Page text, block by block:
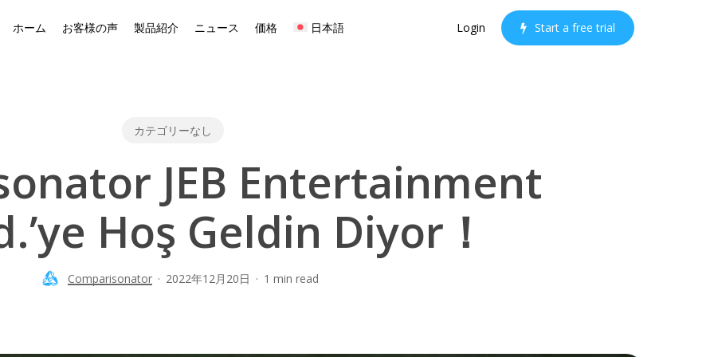
ホーム お客様の声 製品紹介 ニュース 価格 日本語 Login Start a free trial
カテゴリーなし
JEB Entertainment
Hoş Geldin Diyor！
Comparisonator 2022年12月20日 1 min read